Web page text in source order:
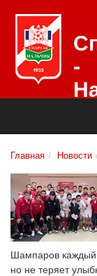
-
Главная Новости
Шампаров каждый
но не теряет